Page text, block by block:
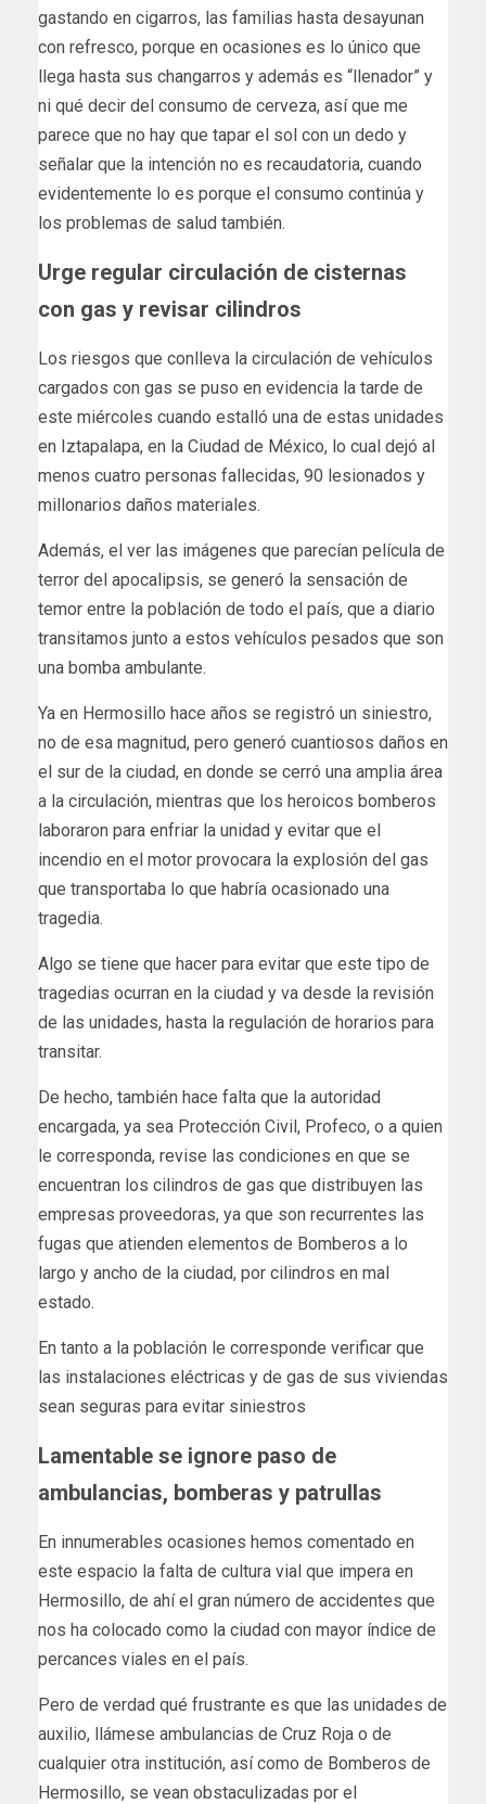
gastando en cigarros, las familias hasta desayunan
con refresco, porque en ocasiones es lo único que
llega hasta sus changarros y además es “llenador” y
ni qué decir del consumo de cerveza, así que me
parece que no hay que tapar el sol con un dedo y
señalar que la intención no es recaudatoria, cuando
evidentemente lo es porque el consumo continúa y
los problemas de salud también.
Urge regular circulación de cisternas
con gas y revisar cilindros
Los riesgos que conlleva la circulación de vehículos
cargados con gas se puso en evidencia la tarde de
este miércoles cuando estalló una de estas unidades
en Iztapalapa, en la Ciudad de México, lo cual dejó al
menos cuatro personas fallecidas, 90 lesionados y
millonarios daños materiales.
Además, el ver las imágenes que parecían película de
terror del apocalipsis, se generó la sensación de
temor entre la población de todo el país, que a diario
transitamos junto a estos vehículos pesados que son
una bomba ambulante.
Ya en Hermosillo hace años se registró un siniestro,
no de esa magnitud, pero generó cuantiosos daños en
el sur de la ciudad, en donde se cerró una amplia área
a la circulación, mientras que los heroicos bomberos
laboraron para enfriar la unidad y evitar que el
incendio en el motor provocara la explosión del gas
que transportaba lo que habría ocasionado una
tragedia.
Algo se tiene que hacer para evitar que este tipo de
tragedias ocurran en la ciudad y va desde la revisión
de las unidades, hasta la regulación de horarios para
transitar.
De hecho, también hace falta que la autoridad
encargada, ya sea Protección Civil, Profeco, o a quien
le corresponda, revise las condiciones en que se
encuentran los cilindros de gas que distribuyen las
empresas proveedoras, ya que son recurrentes las
fugas que atienden elementos de Bomberos a lo
largo y ancho de la ciudad, por cilindros en mal
estado.
En tanto a la población le corresponde verificar que
las instalaciones eléctricas y de gas de sus viviendas
sean seguras para evitar siniestros
Lamentable se ignore paso de
ambulancias, bomberas y patrullas
En innumerables ocasiones hemos comentado en
este espacio la falta de cultura vial que impera en
Hermosillo, de ahí el gran número de accidentes que
nos ha colocado como la ciudad con mayor índice de
percances viales en el país.
Pero de verdad qué frustrante es que las unidades de
auxilio, llámese ambulancias de Cruz Roja o de
cualquier otra institución, así como de Bomberos de
Hermosillo, se vean obstaculizadas por el